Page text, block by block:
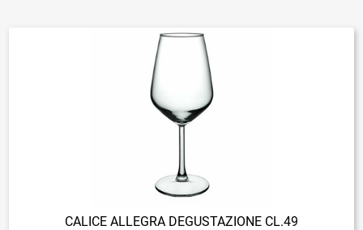
CALICE ALLEGRA DEGUSTAZIONE CL.49